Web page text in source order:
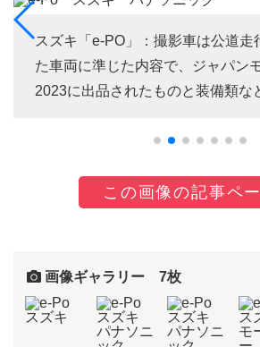
スズキ「e-PO」：撮影車は公道走
た車両に準じた内容で、ジャパン
2023に出品されたものと装備類な
この画像の記事ペ
画像ギャラリー 7枚